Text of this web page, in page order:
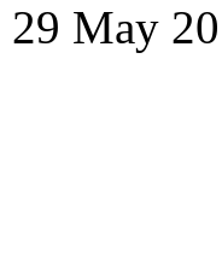
29 May